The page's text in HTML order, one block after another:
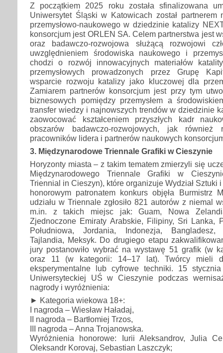
Z początkiem 2025 roku została sfinalizowana
Uniwersytet Śląski w Katowicach został partnerem
przemysłowo-naukowego w dziedzinie katalizy
konsorcjum jest ORLEN SA. Celem partnerstwa jest
oraz badawczo-rozwojowa służącą rozwojowi
uwzględnieniem środowiska naukowego i
chodzi o rozwój innowacyjnych materiałów
przemysłowych prowadzonych przez Grupę
wsparcie rozwoju katalizy jako kluczowej dla
Zamiarem partnerów konsorcjum jest przy tym
biznesowych pomiędzy przemysłem a
transfer wiedzy i najnowszych trendów w dziedzinie
zaowocować kształceniem przyszłych kadr
obszarów badawczo-rozwojowych, jak również
pracowników lidera i partnerów naukowych
3. Międzynarodowe Triennale Grafiki w Cieszynie
Horyzonty miasta – z takim tematem zmierzyli się
Międzynarodowego Triennale Grafiki w
Triennial in Cieszyn), które organizuje Wydział Sztuki
honorowym patronatem konkurs objęła Burmistrz
udziału w Triennale zgłosiło 821 autorów z niemal
m.in. z takich miejsc jak: Guam, Nowa
Zjednoczone Emiraty Arabskie, Filipiny, Sri Lanka,
Południowa, Jordania, Indonezja, Bangladesz,
Tajlandia, Meksyk. Do drugiego etapu
jury postanowiło wybrać na wystawę 51 grafik (w
oraz 11 (w kategorii: 14–17 lat). Twórcy mieli
eksperymentalne lub cyfrowe techniki. 15
Uniwersyteckiej UŚ w Cieszynie podczas
nagrody i wyróżnienia:
► Kategoria wiekowa 18+:
I nagroda – Wiesław Haładaj,
II nagroda – Bartłomiej Trzos,
III nagroda – Anna Trojanowska.
Wyróżnienia honorowe: Iurii Aleksandrov, Julia
Oleksandr Korovaj, Sebastian Laszczyk;